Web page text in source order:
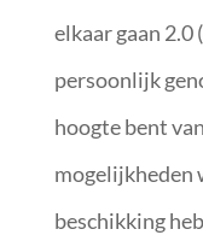
elkaar gaan 2.0
persoonlijk
hoogte bent
mogelijkheden
beschikking